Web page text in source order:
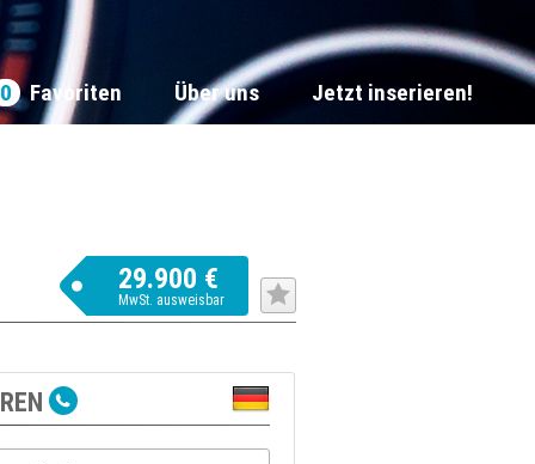
0 Favoriten Über uns Jetzt inserieren!
29.900 €
MwSt. ausweisbar